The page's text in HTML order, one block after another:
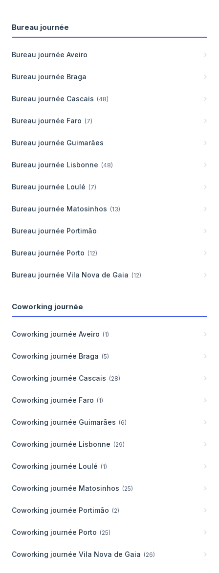
Bureau journée
Bureau journée Aveiro
Bureau journée Braga
Bureau journée Cascais (48)
Bureau journée Faro (7)
Bureau journée Guimarães
Bureau journée Lisbonne (48)
Bureau journée Loulé (7)
Bureau journée Matosinhos (13)
Bureau journée Portimão
Bureau journée Porto (12)
Bureau journée Vila Nova de Gaia (12)
Coworking journée
Coworking journée Aveiro (1)
Coworking journée Braga (5)
Coworking journée Cascais (28)
Coworking journée Faro (1)
Coworking journée Guimarães (6)
Coworking journée Lisbonne (29)
Coworking journée Loulé (1)
Coworking journée Matosinhos (25)
Coworking journée Portimão (2)
Coworking journée Porto (25)
Coworking journée Vila Nova de Gaia (26)